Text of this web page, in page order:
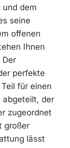
dem
seine
offenen
Ihnen
Der
perfekte
für einen
abgeteilt, der
zugeordnet
großer
lässt